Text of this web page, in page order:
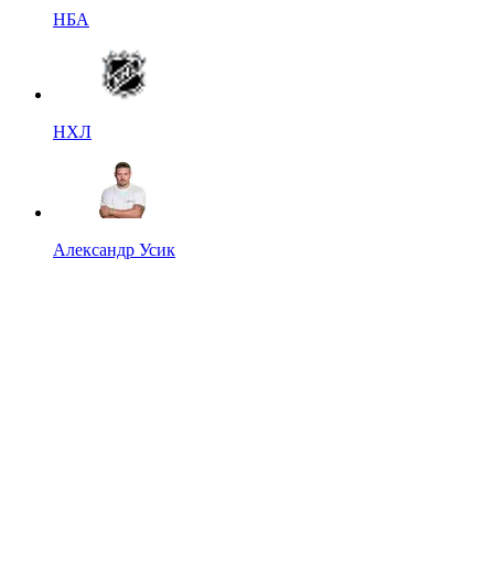
НБА
НХЛ
Александр Усик